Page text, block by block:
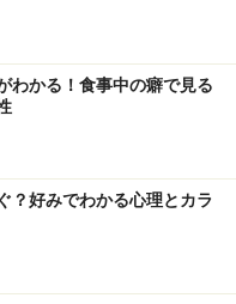
わかる！食事中の癖で見る
？好みでわかる心理とカラ